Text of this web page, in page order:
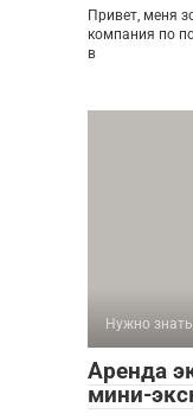
Привет, меня
компания по
в
Нужно знать
Аренда
мини-